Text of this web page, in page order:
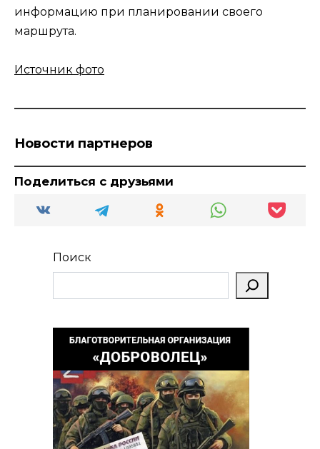
информацию при планировании своего
маршрута.
Источник фото
Новости партнеров
Поделиться с друзьями
Поиск